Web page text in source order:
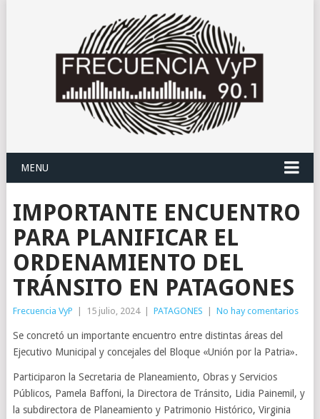
MENU
IMPORTANTE ENCUENTRO
PARA PLANIFICAR EL
ORDENAMIENTO DEL
TRÁNSITO EN PATAGONES
Frecuencia VyP 15 julio, 2024 PATAGONES No hay comentarios
Se concretó un importante encuentro entre distintas áreas del
Ejecutivo Municipal y concejales del Bloque «Unión por la Patria».
Participaron la Secretaria de Planeamiento, Obras y Servicios
Públicos, Pamela Baffoni, la Directora de Tránsito, Lidia Painemil, y
la subdirectora de Planeamiento y Patrimonio Histórico, Virginia